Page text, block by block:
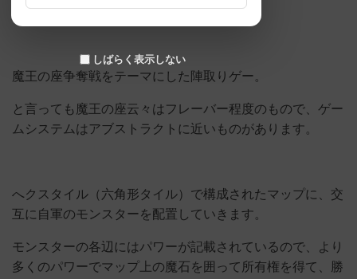
☆奥さんの反応：7/10
魔王の座争奪戦をテーマにした陣取りゲー。
と言っても魔王の座云々はフレーバー程度のもので、ゲー
ムシステムはアブストラクトに近いものがあります。
へクスタイル（六角形タイル）で構成されたマップに、交
互に自軍のモンスターを配置していきます。
モンスターの各辺にはパワーが記載されているので、より
多くのパワーでマップ上の魔石を囲って所有権を得て、勝
しばらく表示しない